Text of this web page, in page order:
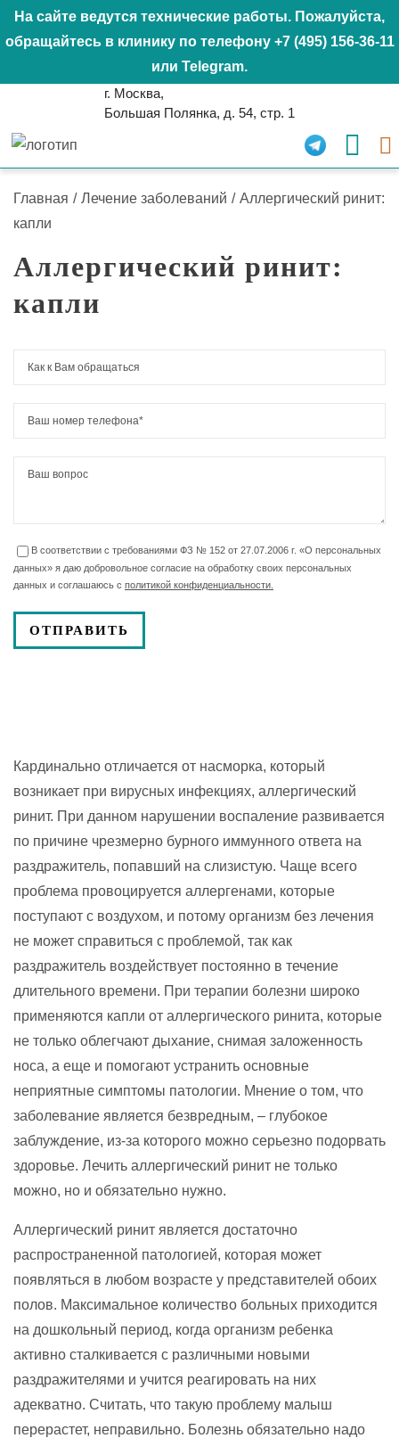
На сайте ведутся технические работы. Пожалуйста,
обращайтесь в клинику по телефону +7 (495) 156-36-11
или Telegram.
г. Москва,
Большая Полянка, д. 54, стр. 1
Главная / Лечение заболеваний / Аллергический ринит:
капли
Аллергический ринит:
капли
В соответствии с требованиями ФЗ № 152 от 27.07.2006 г. «О персональных
данных» я даю добровольное согласие на обработку своих персональных
данных и соглашаюсь с политикой конфиденциальности.
Кардинально отличается от насморка, который
возникает при вирусных инфекциях, аллергический
ринит. При данном нарушении воспаление развивается
по причине чрезмерно бурного иммунного ответа на
раздражитель, попавший на слизистую. Чаще всего
проблема провоцируется аллергенами, которые
поступают с воздухом, и потому организм без лечения
не может справиться с проблемой, так как
раздражитель воздействует постоянно в течение
длительного времени. При терапии болезни широко
применяются капли от аллергического ринита, которые
не только облегчают дыхание, снимая заложенность
носа, а еще и помогают устранить основные
неприятные симптомы патологии. Мнение о том, что
заболевание является безвредным, – глубокое
заблуждение, из-за которого можно серьезно подорвать
здоровье. Лечить аллергический ринит не только
можно, но и обязательно нужно.
Аллергический ринит является достаточно
распространенной патологией, которая может
появляться в любом возрасте у представителей обоих
полов. Максимальное количество больных приходится
на дошкольный период, когда организм ребенка
активно сталкивается с различными новыми
раздражителями и учится реагировать на них
адекватно. Считать, что такую проблему малыш
перерастет, неправильно. Болезнь обязательно надо